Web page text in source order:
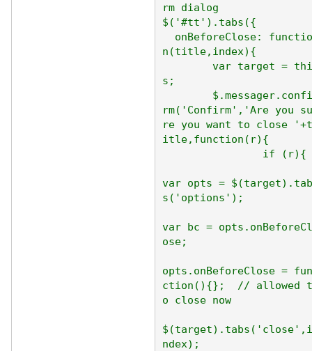
rm dialog
$('#tt').tabs({
n(title,index){
s;
rm('Confirm','Are you su
re you want to close '+t
itle,function(r){
var opts = $(target).tab
s('options');
var bc = opts.onBeforeCl
ose;
opts.onBeforeClose = fun
ction(){};  // allowed t
o close now
$(target).tabs('close',i
ndex);